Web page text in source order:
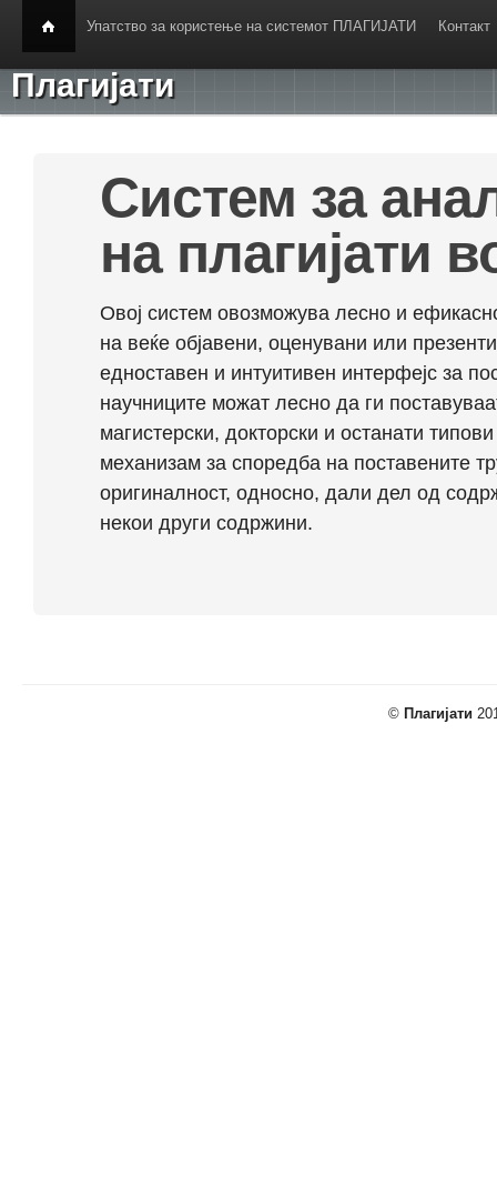
Упатство за користење на системот ПЛАГИЈАТИ Контакт
Плагијати
Систем за
на плагијати
Овој систем овозможува лесно и
на веќе објавени, оценувани или
едноставен и интуитивен интерфејс за
научниците можат лесно да ги
магистерски, докторски и останати
механизам за споредба на поставените
оригиналност, односно, дали дел од
некои други содржини.
© Плагијати